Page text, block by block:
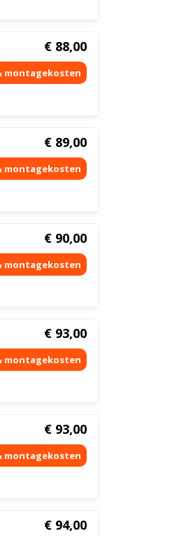
€ 88,00
€ 89,00
€ 90,00
€ 93,00
€ 93,00
€ 94,00